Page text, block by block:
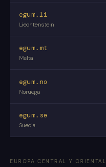
egum.li
Liechtenstein
egum.mt
Malta
egum.no
Noruega
egum.se
Suecia
EUROPA CENTRAL Y ORIENTAL